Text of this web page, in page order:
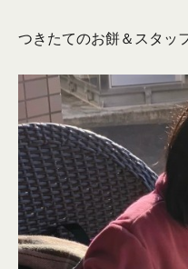
つきたてのお餅＆スタッ